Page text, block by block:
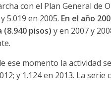
con el Plan General de
5.019 en 2005. En el año
pisos) y en 2007 y
ese momento la actividad
y 1.124 en 2013. La